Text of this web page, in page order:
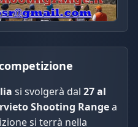
si svolgerà dal 27 al
Shooting Rangea
si terrà nella